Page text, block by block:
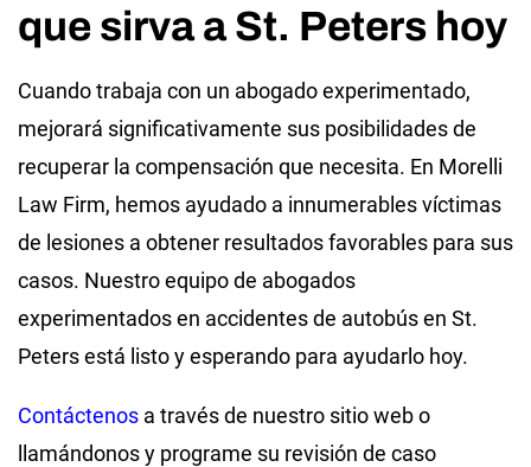
que sirva a St. Peters hoy
Cuando trabaja con un abogado experimentado,
mejorará significativamente sus posibilidades de
recuperar la compensación que necesita. En Morelli
Law Firm, hemos ayudado a innumerables víctimas
de lesiones a obtener resultados favorables para sus
casos. Nuestro equipo de abogados
experimentados en accidentes de autobús en St.
Peters está listo y esperando para ayudarlo hoy.
Contáctenos a través de nuestro sitio web o
llamándonos y programe su revisión de caso